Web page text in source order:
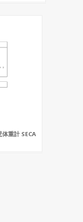
重計 SECA